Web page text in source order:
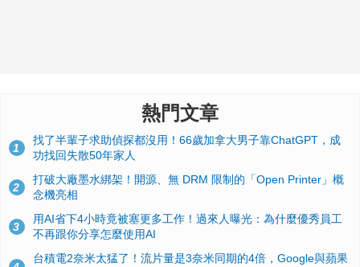
熱門文章
1
找了半輩子求助偵探都沒用！66歲加拿大男子靠ChatGPT，成
功找回失散50年家人
2
打破大廠墨水綁架！開源、無 DRM 限制的「Open Printer」概
念機亮相
3
用AI省下4小時竟被塞更多工作！過來人曝光：為什麼優秀員工
不再跟你分享怎麼使用AI
台積電2奈米太猛了！流片量是3奈米同期的4倍，Google與蘋果